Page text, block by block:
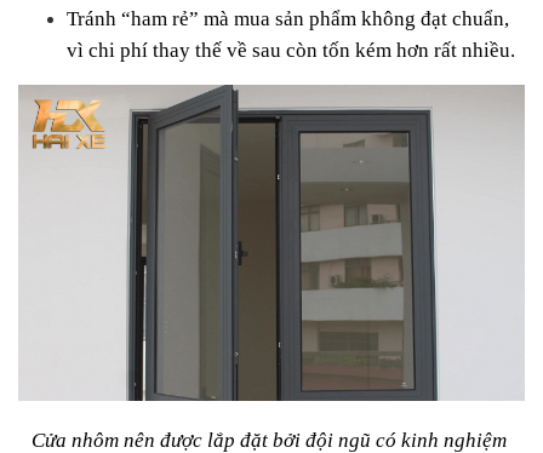
Tránh “ham rẻ” mà mua sản phẩm không đạt chuẩn,
vì chi phí thay thế về sau còn tốn kém hơn rất nhiều.
Cửa nhôm nên được lắp đặt bởi đội ngũ có kinh nghiệm